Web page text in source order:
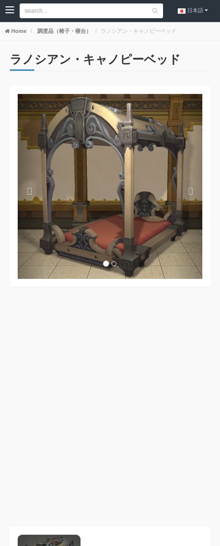
日本語
Home 調度品（椅子・寝台） ラノシアン・キャノピーベッド
ラノシアン・キャノピーベッド